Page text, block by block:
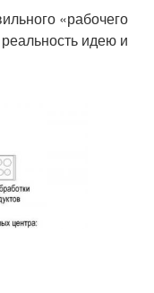
«рабочего
идею и